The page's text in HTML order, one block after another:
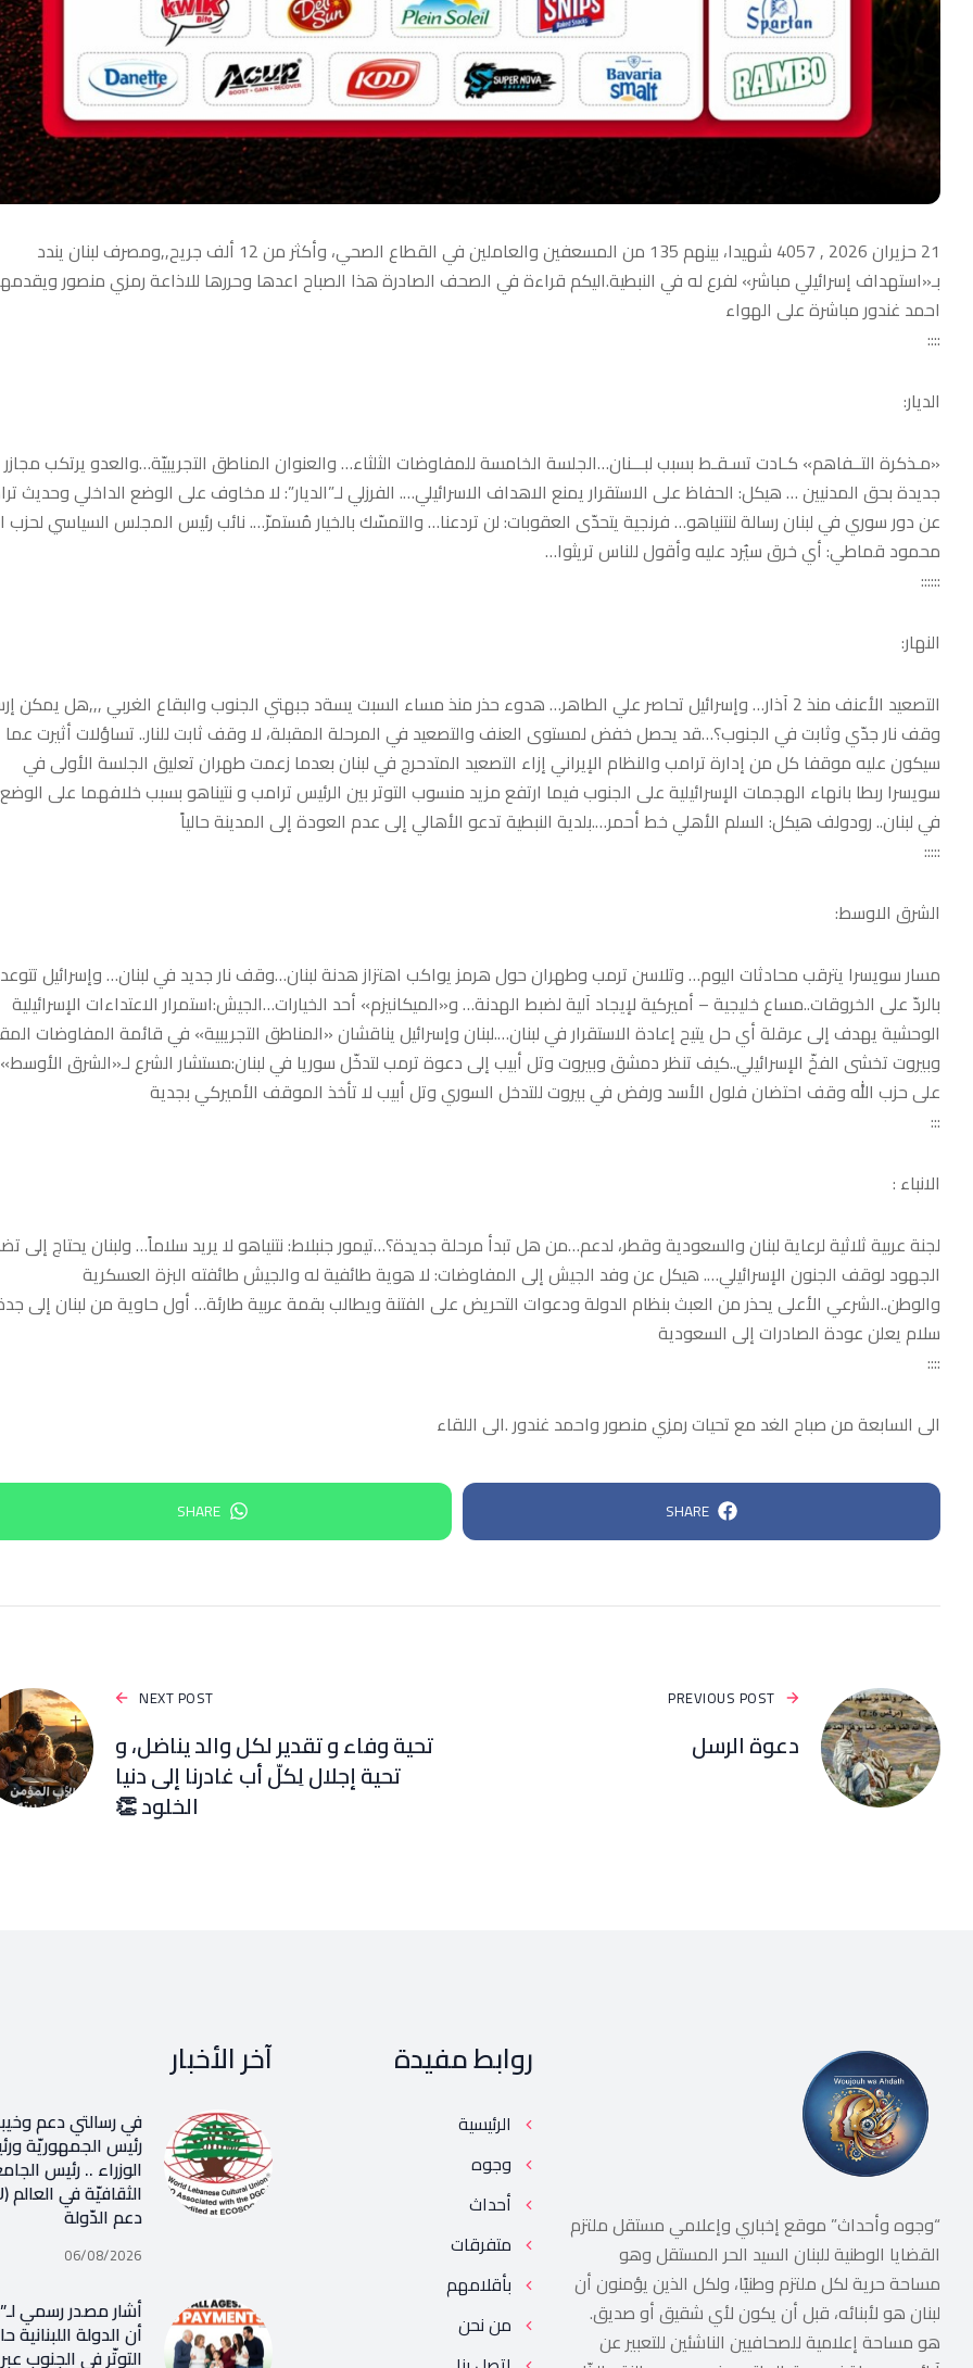
21 حزيران 2026 , 4057 شهيدا، بينهم 135 من المسعفين والعاملين في القطاع الصحي، وأكثر من 12 ألف جريح,,ومصرف لبنان يندد
بـ«استهداف إسرائيلي مباشر» لفرع له في النبطية.اليكم قراءة في الصحف الصادرة هذا الصباح اعدها وحررها للاذاعة رمزي منصور
احمد غندور مباشرة على الهواء
::::
الديار:
«مـذكرة التــفاهم» كـادت تسـقـط بسبب لبـــنان…الجلسة الخامسة للمفاوضات الثلثاء… والعنوان المناطق التجريبيّة…والعدو يرتكب مجازر
جديدة بحق المدنيين … هيكل: الحفاظ على الاستقرار يمنع الاهداف الاسرائيلي…. الفرزلي لـ”الديار”: لا مخاوف على الوضع الداخلي وحديث
عن دور سوري في لبنان رسالة لنتنياهو… فرنجية يتحدّى العقوبات: لن تردعنا… والتمسّك بالخيار مُستمرّ…. نائب رئيس المجلس السياسي لحزب
محمود قماطي: أي خرق سيُرد عليه وأقول للناس تريثوا…
::::::
النهار:
التصعيد الأعنف منذ 2 آذار… وإسرائيل تحاصر علي الطاهر… هدوء حذر منذ مساء السبت يسةد جبهتي الجنوب والبقاع الغربي ,,,هل يمكن
وقف نار جدّي وثابت في الجنوب؟…قد يحصل خفض لمستوى العنف والتصعيد في المرحلة المقبلة، لا وقف ثابت للنار.. تساؤلات أثيرت عما
سيكون عليه موقفا كل من إدارة ترامب والنظام الإيراني إزاء التصعيد المتدحرج في لبنان بعدما زعمت طهران تعليق الجلسة الأولى في
سويسرا ربطا بانهاء الهجمات الإسرائيلية على الجنوب فيما ارتفع مزيد منسوب التوتر بين الرئيس ترامب و نتيناهو بسبب خلافهما على الوضع
في لبنان.. رودولف هيكل: السلم الأهلي خط أحمر….بلدية النبطية تدعو الأهالي إلى عدم العودة إلى المدينة حالياً
:::::
الشرق الاوسط:
مسار سويسرا يترقب محادثات اليوم… وتلاسن ترمب وطهران حول هرمز يواكب اهتزاز هدنة لبنان…وقف نار جديد في لبنان… وإسرائيل تتوعد
بالردّ على الخروقات..مساع خليجية – أميركية لإيجاد آلية لضبط الهدنة… و«الميكانيزم» أحد الخيارات…الجيش:استمرار الاعتداءات الإسرائيلية
الوحشية يهدف إلى عرقلة أي حل يتيح إعادة الاستقرار في لبنان….لبنان وإسرائيل يناقشان «المناطق التجريبية» في قائمة المفاوضات
وبيروت تخشى الفخّ الإسرائيلي..كيف تنظر دمشق وبيروت وتل أبيب إلى دعوة ترمب لتدخّل سوريا في لبنان:مستشار الشرع لـ«الشرق
على حزب الله وقف احتضان فلول الأسد ورفض في بيروت للتدخل السوري وتل أبيب لا تأخذ الموقف الأميركي بجدية
:::
الانباء :
لجنة عربية ثلاثية لرعاية لبنان والسعودية وقطر، لدعم…من هل تبدأ مرحلة جديدة؟…تيمور جنبلاط: نتنياهو لا يريد سلاماً… ولبنان يحتاج إلى
الجهود لوقف الجنون الإسرائيلي…. هيكل عن وفد الجيش إلى المفاوضات: لا هوية طائفية له والجيش طائفته البزة العسكرية
والوطن..الشرعي الأعلى يحذر من العبث بنظام الدولة ودعوات التحريض على الفتنة ويطالب بقمة عربية طارئة… أول حاوية من لبنان إلى
سلام يعلن عودة الصادرات إلى السعودية
::::
الى السابعة من صباح الغد مع تحيات رمزي منصور واحمد غندور .الى اللقاء
SHARE
SHARE
PREVIOUS POST
دعوة الرسل
NEXT POST
تحية وفاء و تقدير لكل والد يناضل، و
تحية إجلال لِكلّ أب غادرنا إلى دنيا
الخلود 👏
“وجوه وأحداث” موقع إخباري وإعلامي مستقل ملتزم
القضايا الوطنية للبنان السيد الحر المستقل وهو
مساحة حرية لكل ملتزم وطنيًا، ولكل الذين يؤمنون أن
لبنان هو لأبنائه، قبل أن يكون لأي شقيق أو صديق.
هو مساحة إعلامية للصحافيين الناشئين للتعبير عن
روابط مفيدة
الرئيسية
وجوه
أحداث
متفرقات
بأقلامهم
من نحن
آخر الأخبار
في رسالتي دعم
رئيس الجمهوريّة
الوزراء .. رئيس
دعم الدّولة
06/08/2026
أشار مصدر رسمي
أن الدولة اللبنانية
التوتّر في الجنوب